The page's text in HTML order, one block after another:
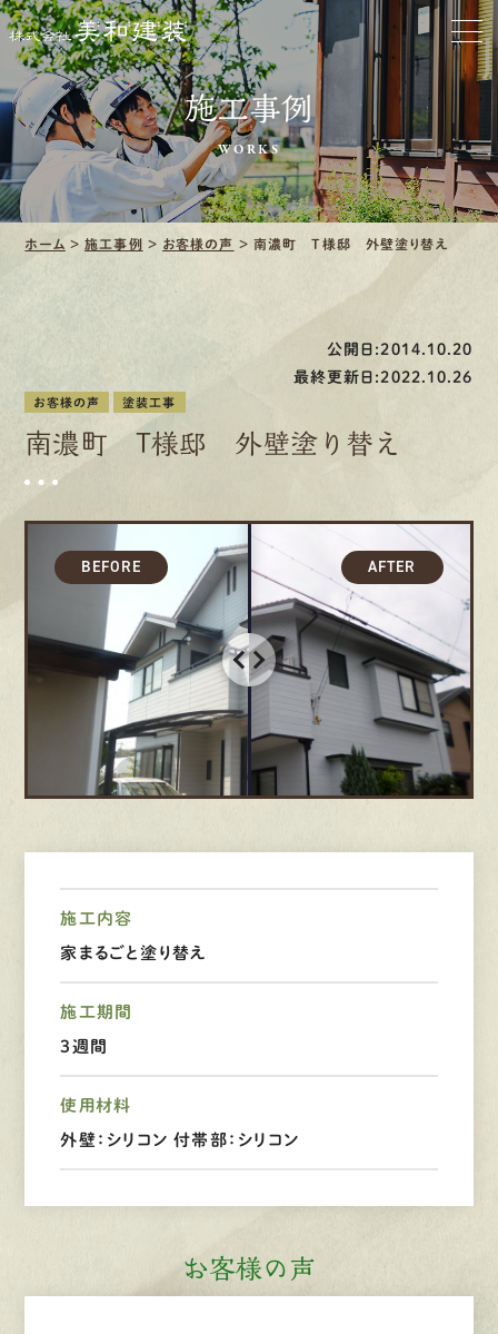
お家をきれいに
会社をきれいに
クリーニング
施工事例
採用情報
募集要項
先輩インタビュー
エントリー
格者が、無 料建物診断 いたします!!
0120-44-2605
Web
施工事例
WORKS
ホーム >施工事例 > お客様の声 > 南濃町 T様邸 外壁塗り替え
公開日:2014.10.20
最終更新日:2022.10.26
お客様の声 塗装工事
南濃町 T様邸 外壁塗り替え
施工内容
家まるごと塗り替え
施工期間
3週間
使用材料
外壁：シリコン 付帯部：シリコン
お客様の声